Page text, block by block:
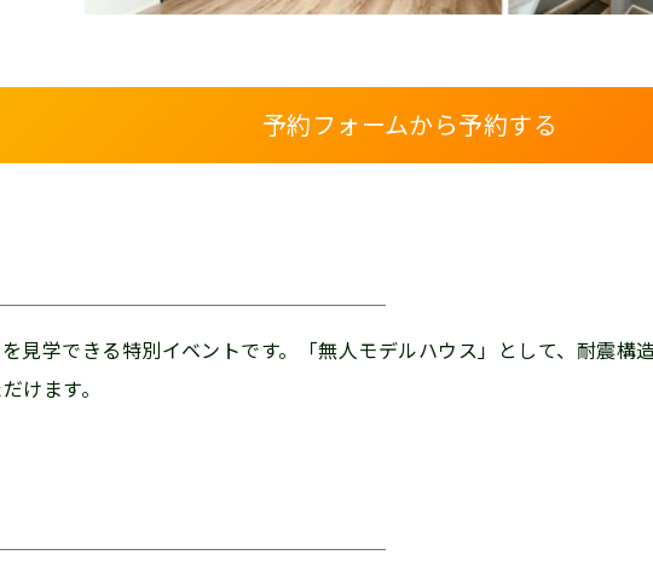
予約フォームから予約する
見学できる特別イベントです。「無人モデルハウス」として、耐震構
けます。